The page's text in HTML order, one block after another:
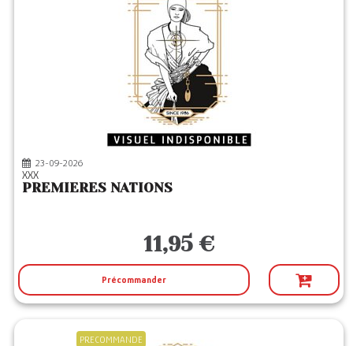
23-09-2026
XXX
PREMIERES NATIONS
11,95 €
Précommander
PRECOMMANDE